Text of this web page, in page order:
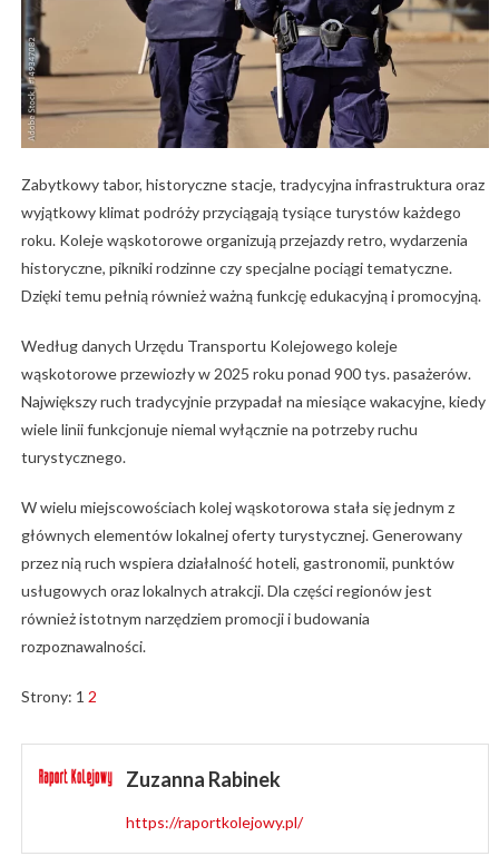
Zabytkowy tabor, historyczne stacje, tradycyjna infrastruktura oraz
wyjątkowy klimat podróży przyciągają tysiące turystów każdego
roku. Koleje wąskotorowe organizują przejazdy retro, wydarzenia
historyczne, pikniki rodzinne czy specjalne pociągi tematyczne.
Dzięki temu pełnią również ważną funkcję edukacyjną i promocyjną.
Według danych Urzędu Transportu Kolejowego koleje
wąskotorowe przewiozły w 2025 roku ponad 900 tys. pasażerów.
Największy ruch tradycyjnie przypadał na miesiące wakacyjne, kiedy
wiele linii funkcjonuje niemal wyłącznie na potrzeby ruchu
turystycznego.
W wielu miejscowościach kolej wąskotorowa stała się jednym z
głównych elementów lokalnej oferty turystycznej. Generowany
przez nią ruch wspiera działalność hoteli, gastronomii, punktów
usługowych oraz lokalnych atrakcji. Dla części regionów jest
również istotnym narzędziem promocji i budowania
rozpoznawalności.
Strony: 1 2
Zuzanna Rabinek
https://raportkolejowy.pl/